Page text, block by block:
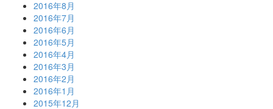
2016年8月
2016年7月
2016年6月
2016年5月
2016年4月
2016年3月
2016年2月
2016年1月
2015年12月